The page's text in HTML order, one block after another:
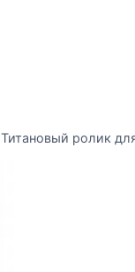
Титановый ролик